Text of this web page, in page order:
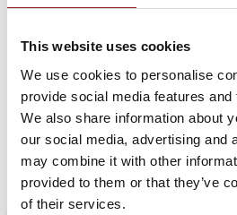
This website uses cookies
We use cookies to personalise
provide social media features
We also share information about
our social media, advertising and
may combine it with other
provided to them or that they’ve
of their services.
Redner und Star-Trek-
Wer leider nicht vor Ort dabei
die kosmische Vorlesung
unterwegsstreamen. Die
Weihnachtsvorlesung
den Spirit der ersten
und mit ausgewählten
zu zeigen, wie die Menschen